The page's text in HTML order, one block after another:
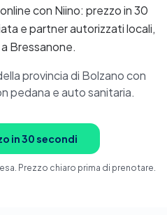
Accedi
ora
con Niino: prezzo in 30
e partner autorizzati locali,
Bressanone.
provincia di Bolzano con
pedana e auto sanitaria.
in 30 secondi
Prezzo chiaro prima di prenotare.